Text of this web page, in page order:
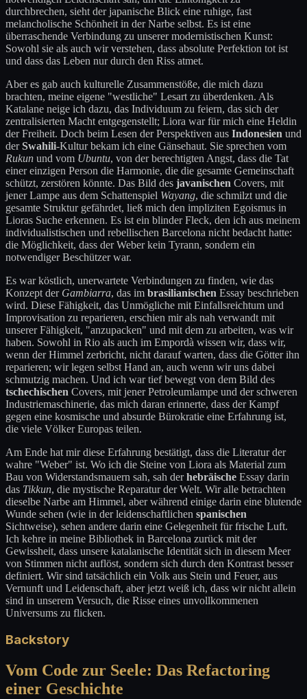
durchbrechen, sieht der japanische Blick eine ruhige, fast
melancholische Schönheit in der Narbe selbst. Es ist eine
überraschende Verbindung zu unserer modernistischen Kunst:
Sowohl sie als auch wir verstehen, dass absolute Perfektion tot ist
und dass das Leben nur durch den Riss atmet.
Aber es gab auch kulturelle Zusammenstöße, die mich dazu
brachten, meine eigene "westliche" Lesart zu überdenken. Als
Katalane neige ich dazu, das Individuum zu feiern, das sich der
zentralisierten Macht entgegenstellt; Liora war für mich eine Heldin
der Freiheit. Doch beim Lesen der Perspektiven aus Indonesien und
derSwahili-Kultur bekam ich eine Gänsehaut. Sie sprechen vom
Rukun und vom Ubuntu, von der berechtigten Angst, dass die Tat
einer einzigen Person die Harmonie, die die gesamte Gemeinschaft
schützt, zerstören könnte. Das Bild des javanischen Covers, mit
jener Lampe aus dem Schattenspiel Wayang, die schmilzt und die
gesamte Struktur gefährdet, ließ mich den impliziten Egoismus in
Lioras Suche erkennen. Es ist ein blinder Fleck, den ich aus meinem
individualistischen und rebellischen Barcelona nicht bedacht hatte:
die Möglichkeit, dass der Weber kein Tyrann, sondern ein
notwendiger Beschützer war.
Es war köstlich, unerwartete Verbindungen zu finden, wie das
Konzept der Gambiarra, das im brasilianischen Essay beschrieben
wird. Diese Fähigkeit, das Unmögliche mit Einfallsreichtum und
Improvisation zu reparieren, erschien mir als nah verwandt mit
unserer Fähigkeit, "anzupacken" und mit dem zu arbeiten, was wir
haben. Sowohl in Rio als auch im Empordà wissen wir, dass wir,
wenn der Himmel zerbricht, nicht darauf warten, dass die Götter ihn
reparieren; wir legen selbst Hand an, auch wenn wir uns dabei
schmutzig machen. Und ich war tief bewegt von dem Bild des
tschechischen Covers, mit jener Petroleumlampe und der schweren
Industriemaschinerie, das mich daran erinnerte, dass der Kampf
gegen eine kosmische und absurde Bürokratie eine Erfahrung ist,
die viele Völker Europas teilen.
Am Ende hat mir diese Erfahrung bestätigt, dass die Literatur der
wahre "Weber" ist. Wo ich die Steine von Liora als Material zum
Bau von Widerstandsmauern sah, sah derhebräische Essay darin
das Tikkun, die mystische Reparatur der Welt. Wir alle betrachten
dieselbe Narbe am Himmel, aber während einige darin eine blutende
Wunde sehen (wie in der leidenschaftlichen spanischen
Sichtweise), sehen andere darin eine Gelegenheit für frische Luft.
Ich kehre in meine Bibliothek in Barcelona zurück mit der
Gewissheit, dass unsere katalanische Identität sich in diesem Meer
von Stimmen nicht auflöst, sondern sich durch den Kontrast besser
definiert. Wir sind tatsächlich ein Volk aus Stein und Feuer, aus
Vernunft und Leidenschaft, aber jetzt weiß ich, dass wir nicht allein
sind in unserem Versuch, die Risse eines unvollkommenen
Universums zu flicken.
Backstory
Vom Code zur Seele: Das Refactoring
einer Geschichte